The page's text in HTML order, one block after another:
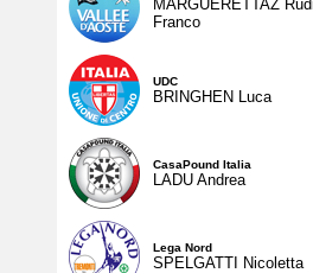
MARGUERETTAZ
Franco
UDC
BRINGHEN Luca
CasaPound Italia
LADU Andrea
Lega Nord
SPELGATTI Nicoletta